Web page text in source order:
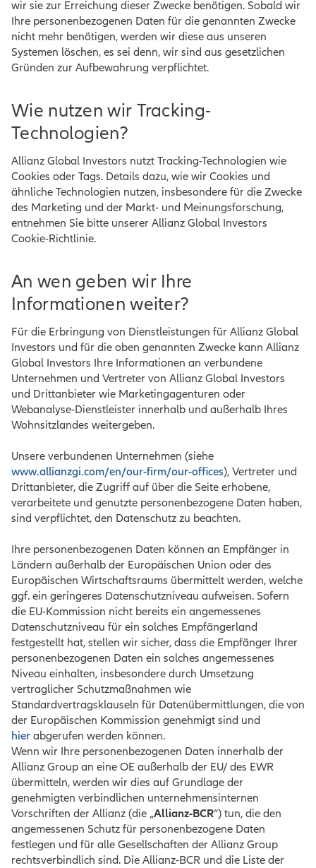
wir sie zur Erreichung dieser Zwecke benötigen. Sobald wir
Ihre personenbezogenen Daten für die genannten Zwecke
nicht mehr benötigen, werden wir diese aus unseren
Systemen löschen, es sei denn, wir sind aus gesetzlichen
Gründen zur Aufbewahrung verpflichtet.
Wie nutzen wir Tracking-
Technologien?
Allianz Global Investors nutzt Tracking-Technologien wie
Cookies oder Tags. Details dazu, wie wir Cookies und
ähnliche Technologien nutzen, insbesondere für die Zwecke
des Marketing und der Markt- und Meinungsforschung,
entnehmen Sie bitte unserer Allianz Global Investors
Cookie-Richtlinie.
An wen geben wir Ihre
Informationen weiter?
Für die Erbringung von Dienstleistungen für Allianz Global
Investors und für die oben genannten Zwecke kann Allianz
Global Investors Ihre Informationen an verbundene
Unternehmen und Vertreter von Allianz Global Investors
und Drittanbieter wie Marketingagenturen oder
Webanalyse-Dienstleister innerhalb und außerhalb Ihres
Wohnsitzlandes weitergeben.
Unsere verbundenen Unternehmen (siehe
www.allianzgi.com/en/our-firm/our-offices), Vertreter und
Drittanbieter, die Zugriff auf über die Seite erhobene,
verarbeitete und genutzte personenbezogene Daten haben,
sind verpflichtet, den Datenschutz zu beachten.
Ihre personenbezogenen Daten können an Empfänger in
Ländern außerhalb der Europäischen Union oder des
Europäischen Wirtschaftsraums übermittelt werden, welche
ggf. ein geringeres Datenschutzniveau aufweisen. Sofern
die EU-Kommission nicht bereits ein angemessenes
Datenschutzniveau für ein solches Empfängerland
festgestellt hat, stellen wir sicher, dass die Empfänger Ihrer
personenbezogenen Daten ein solches angemessenes
Niveau einhalten, insbesondere durch Umsetzung
vertraglicher Schutzmaßnahmen wie
Standardvertragsklauseln für Datenübermittlungen, die von
der Europäischen Kommission genehmigt sind und
hier abgerufen werden können.
Wenn wir Ihre personenbezogenen Daten innerhalb der
Allianz Group an eine OE außerhalb der EU/ des EWR
übermitteln, werden wir dies auf Grundlage der
genehmigten verbindlichen unternehmensinternen
Vorschriften der Allianz (die „Allianz-BCR“) tun, die den
angemessenen Schutz für personenbezogene Daten
festlegen und für alle Gesellschaften der Allianz Group
rechtsverbindlich sind. Die Allianz-BCR und die Liste der